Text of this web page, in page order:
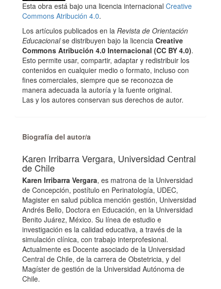
Esta obra está bajo una licencia internacional Creative
Commons Atribución 4.0.
Los artículos publicados en la Revista de Orientación
Educacionalse distribuyen bajo la licencia Creative
Commons Atribución 4.0 Internacional (CC BY 4.0).
Esto permite usar, compartir, adaptar y redistribuir los
contenidos en cualquier medio o formato, incluso con
fines comerciales, siempre que se reconozca de
manera adecuada la autoría y la fuente original.
Las y los autores conservan sus derechos de autor.
Biografía del autor/a
Karen Irribarra Vergara, Universidad Central
de Chile
Karen Irribarra Vergara, es matrona de la Universidad
de Concepción, postítulo en Perinatología, UDEC,
Magister en salud pública mención gestión, Universidad
Andrés Bello, Doctora en Educación, en la Universidad
Benito Juárez, México. Su línea de estudio e
investigación es la calidad educativa, a través de la
simulación clínica, con trabajo interprofesional.
Actualmente es Docente asociado de la Universidad
Central de Chile, de la carrera de Obstetricia, y del
Magíster de gestión de la Universidad Autónoma de
Chile.